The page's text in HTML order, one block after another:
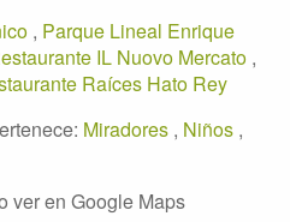
, Parque Lineal Enrique
IL Nuovo Mercato ,
Raíces Hato Rey
Miradores , Niños ,
ver en Google Maps